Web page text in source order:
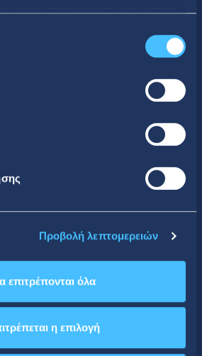
Προβολή λεπτομερειών
επιτρέπονται όλα
η επιλογή
ΔΙΕΥΘΥΝΣΗ
Αρ. Γ.Ε.ΜΗ.